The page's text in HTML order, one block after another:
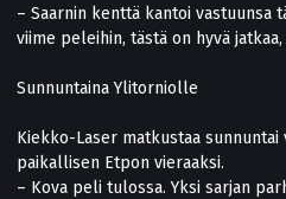
– Saarnin kenttä kantoi vastuunsa
viime peleihin, tästä on hyvä
Sunnuntaina Ylitorniolle
Kiekko-Laser matkustaa
paikallisen Etpon vieraaksi.
– Kova peli tulossa. Yksi sarjan